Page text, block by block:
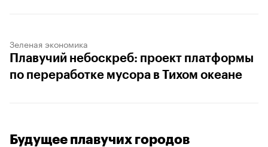
Зеленая экономика
Плавучий небоскреб: проект платформы
по переработке мусора в Тихом океане
Будущее плавучих городов